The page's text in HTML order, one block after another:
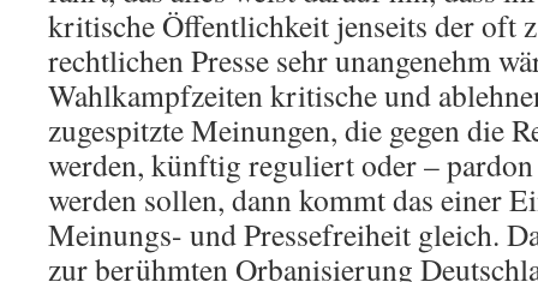
kritische Öffentlichkeit jenseits der oft
rechtlichen Presse sehr unangenehm
Wahlkampfzeiten kritische und
zugespitzte Meinungen, die gegen die
werden, künftig reguliert oder –
werden sollen, dann kommt das einer
Meinungs- und Pressefreiheit gleich.
zur berühmten Orbanisierung